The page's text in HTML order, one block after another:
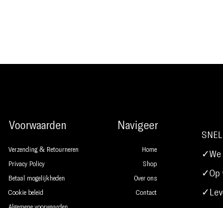
Voorwaarden
Verzending & Retourneren
Privacy Policy
Betaal mogelijkheden
Cookie beleid
Navigeer
Home
Shop
Over ons
Contact
✓We
✓Op